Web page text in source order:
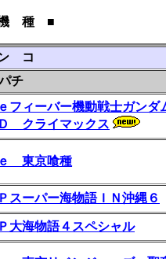
種 ■
コ
チ
ｅフィーバー機動戦士ガンダ
Ｄ クライマックス
ｅ 東京喰種
Ｐスーパー海物語ＩＮ沖縄６
Ｐ大海物語４スペシャル